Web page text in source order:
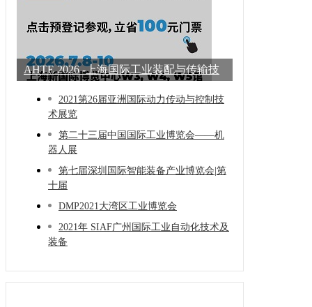
AHTE 2026 -上海国际工业装配与传输技
2021第26届亚洲国际动力传动与控制技
术展览
第二十三届中国国际工业博览会——机
器人展
第七届深圳国际智能装备产业博览会|第
十届
DMP2021大湾区工业博览会
2021年 SIAF广州国际工业自动化技术及
装备